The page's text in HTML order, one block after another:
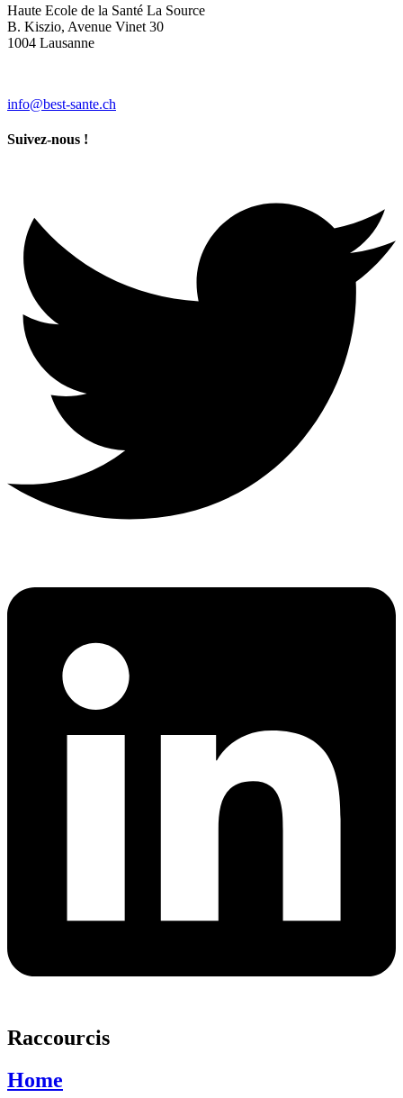
Haute Ecole de la Santé La Source
B. Kiszio, Avenue Vinet 30
1004 Lausanne
info@best-sante.ch
Suivez-nous !
Raccourcis
Home